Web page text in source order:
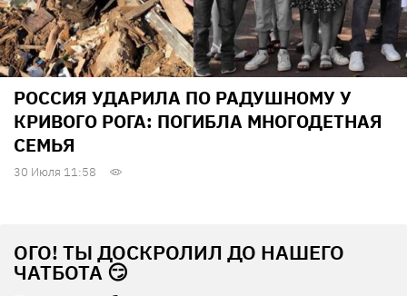
РОССИЯ УДАРИЛА ПО РАДУШНОМУ У
КРИВОГО РОГА: ПОГИБЛА МНОГОДЕТНАЯ
СЕМЬЯ
30 Июля 11:58
ОГО! ТЫ ДОСКРОЛИЛ ДО НАШЕГО
ЧАТБОТА 😏